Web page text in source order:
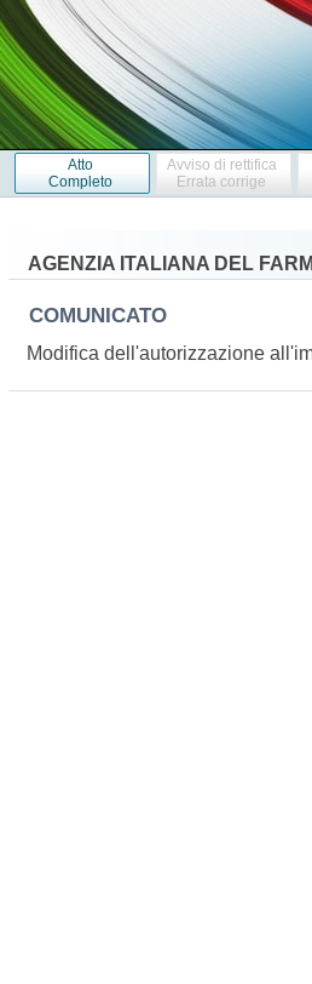
Atto
Completo
Avviso di rettifica
Errata corrige
AGENZIA ITALIANA DEL
COMUNICATO
Modifica dell'autorizzazione